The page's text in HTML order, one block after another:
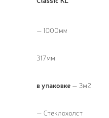
— 1000мм
317мм
в упаковке — 3м2
— Стеклохолст